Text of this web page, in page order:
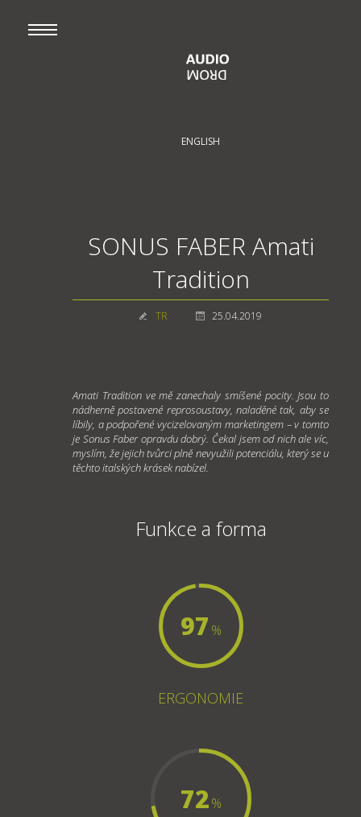
ENGLISH
SONUS FABER Amati
Tradition
TR 25.04.2019
Amati Tradition ve mě zanechaly smíšené pocity. Jsou to
nádherně postavené reprosoustavy, naladěné tak, aby se
líbily, a podpořené vycizelovaným marketingem – v tomto
je Sonus Faber opravdu dobrý. Čekal jsem od nich ale víc,
myslím, že jejich tvůrci plně nevyužili potenciálu, který se u
těchto italských krásek nabízel.
Funkce a forma
97 %
ERGONOMIE
72%